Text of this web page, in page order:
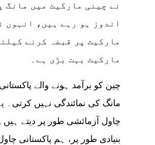
نے چینی مارکیٹ میں مانگ
اندوز ہو رہے ہیں، انہوں
مارکیٹ پر قبضہ کرنے
مارکیٹ بہت بڑی ہے۔
مانگ کی نمائندگی نہیں کرتی۔
چاول آزمائشی طور پر دیتے
بنیادی طور پر، ہم پاکستانی